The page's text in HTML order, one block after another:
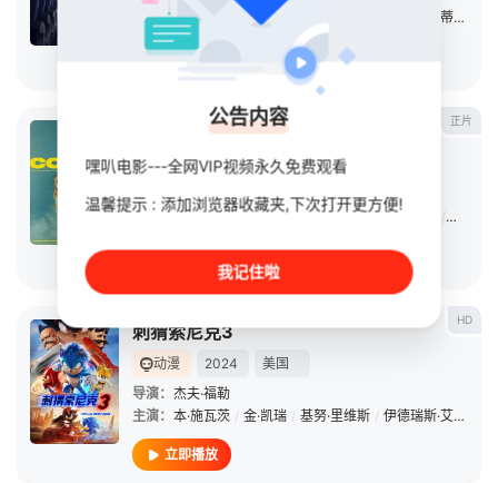
主演：克里斯托·费尔南德斯 蒂凡尼·史密斯
立即播放
正片
电影 2024
其它
导演：Urzula / Barba / Hopfner
主演： 娜因·冈泽勒斯·诺威德 克里斯托·费尔南德斯 / Ariana
立即播放
HD
刺猬索尼克3
动漫 2024
美国
导演： 杰夫·福勒
主演： 本·施瓦茨 / 金·凯瑞 / 基努·里维斯 / 伊德瑞斯·艾尔巴
立即播放
公告内容
嘿叭电影---全网VIP视频永久免费观看
温馨提示 : 添加浏览器收藏夹,下次打开更方便!
我记住啦